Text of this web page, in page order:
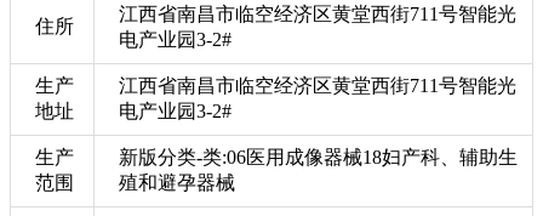
住所
江西省南昌市临空经济区黄堂西街711号智能光
电产业园3-2#
生产
地址
江西省南昌市临空经济区黄堂西街711号智能光
电产业园3-2#
生产
范围
新版分类-类:06医用成像器械18妇产科、辅助生
殖和避孕器械